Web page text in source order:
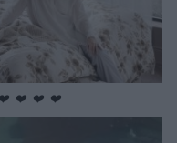
❤️ ❤️ ❤️